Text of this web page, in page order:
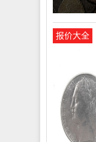
报价大全